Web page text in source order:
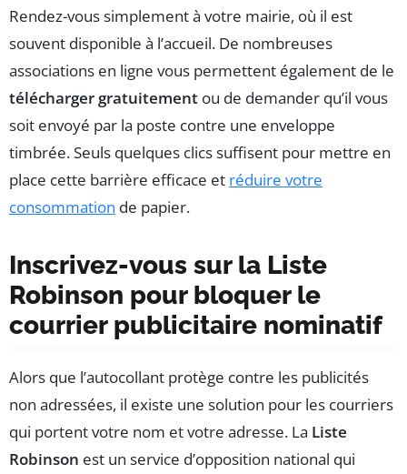
Rendez-vous simplement à votre mairie, où il est
souvent disponible à l’accueil. De nombreuses
associations en ligne vous permettent également de le
télécharger gratuitement ou de demander qu’il vous
soit envoyé par la poste contre une enveloppe
timbrée. Seuls quelques clics suffisent pour mettre en
place cette barrière efficace et réduire votre
consommation de papier.
Inscrivez-vous sur la Liste
Robinson pour bloquer le
courrier publicitaire nominatif
Alors que l’autocollant protège contre les publicités
non adressées, il existe une solution pour les courriers
qui portent votre nom et votre adresse. La Liste
Robinson est un service d’opposition national qui